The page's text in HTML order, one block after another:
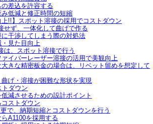
差込を許容する
低減と修正時間の短縮
上!!】スポット溶接の採用でコストダウン
せず、一体化して曲げで作る
干渉してしまう際の対処法
見た目向上
は、スポット溶接で行う
イバーレーザー溶接の活用で美観向上
きな精密板金の場合は、リベット留めを想定して
げ・溶接が困難な形状を実現
トダウン
減させるための設計ポイント
ストダウン
で、納期短縮とコストダウンを行う
A1100を採用する